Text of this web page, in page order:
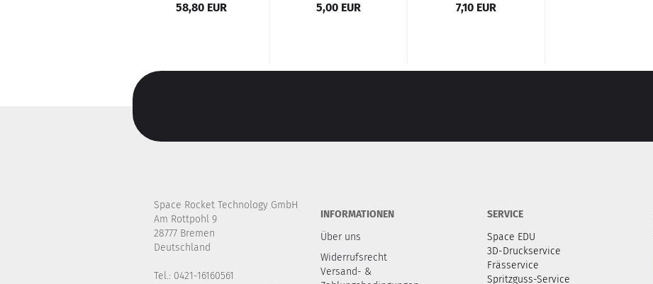
58,80 EUR 5,00 EUR 7,10 EUR
Space Rocket Technology GmbH
Am Rottpohl 9
28777 Bremen
Deutschland
Tel.: 0421-16160561
INFORMATIONEN
Über uns
Widerrufsrecht
Versand- &
SERVICE
Space EDU
3D-Druckservice
Frässervice
Spritzguss-Service